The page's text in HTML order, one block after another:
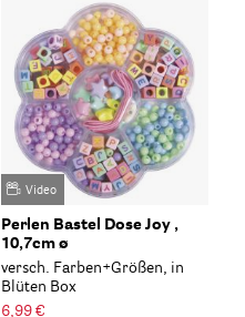
Video
Perlen Bastel Dose Joy ,
10,7cm ø
versch. Farben+Größen, in
Blüten Box
6,99 €